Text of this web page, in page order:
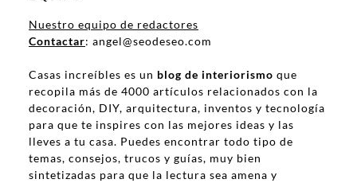
Nuestro equipo de redactores
Contactar: angel@seodeseo.com
Casas increíbles es un blog de interiorismo que
recopila más de 4000 artículos relacionados con la
decoración, DIY, arquitectura, inventos y tecnología
para que te inspires con las mejores ideas y las
lleves a tu casa. Puedes encontrar todo tipo de
temas, consejos, trucos y guías, muy bien
sintetizadas para que la lectura sea amena y